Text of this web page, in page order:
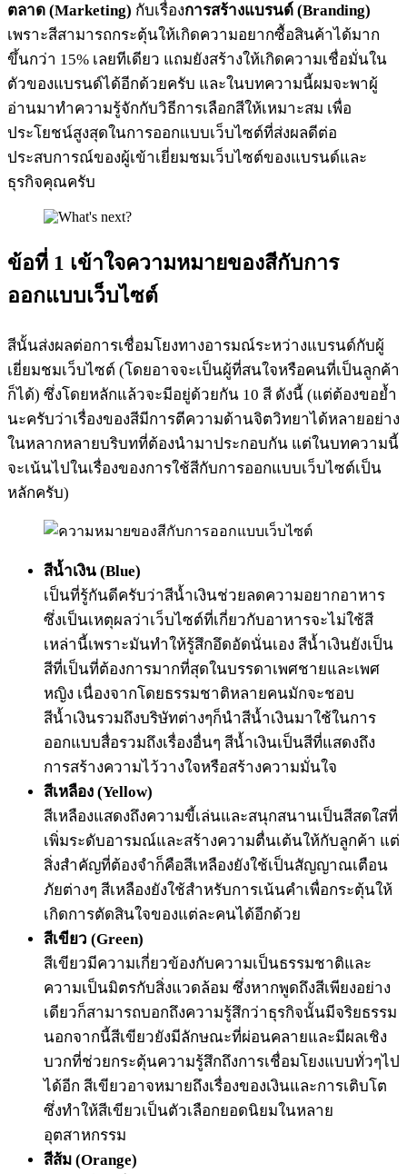
ตลาด (Marketing) กับเรื่องการสร้างแบรนด์ (Branding)
เพราะสีสามารถกระตุ้นให้เกิดความอยากซื้อสินค้าได้มาก
ขึ้นกว่า 15% เลยทีเดียว แถมยังสร้างให้เกิดความเชื่อมั่นใน
ตัวของแบรนด์ได้อีกด้วยครับ และในบทความนี้ผมจะพาผู้
อ่านมาทำความรู้จักกับวิธีการเลือกสีให้เหมาะสม เพื่อ
ประโยชน์สูงสุดในการออกแบบเว็บไซต์ที่ส่งผลดีต่อ
ประสบการณ์ของผู้เข้าเยี่ยมชมเว็บไซต์ของแบรนด์และ
ธุรกิจคุณครับ
ข้อที่ 1 เข้าใจความหมายของสีกับการ
ออกแบบเว็บไซต์
สีนั้นส่งผลต่อการเชื่อมโยงทางอารมณ์ระหว่างแบรนด์กับผู้
เยี่ยมชมเว็บไซต์ (โดยอาจจะเป็นผู้ที่สนใจหรือคนที่เป็นลูกค้า
ก็ได้) ซึ่งโดยหลักแล้วจะมีอยู่ด้วยกัน 10 สี ดังนี้ (แต่ต้องขอย้ำ
นะครับว่าเรื่องของสีมีการตีความด้านจิตวิทยาได้หลายอย่าง
ในหลากหลายบริบทที่ต้องนำมาประกอบกัน แต่ในบทความนี้
จะเน้นไปในเรื่องของการใช้สีกับการออกแบบเว็บไซต์เป็น
หลักครับ)
สีน้ำเงิน (Blue)
เป็นที่รู้กันดีครับว่าสีน้ำเงินช่วยลดความอยากอาหาร
ซึ่งเป็นเหตุผลว่าเว็บไซต์ที่เกี่ยวกับอาหารจะไม่ใช้สี
เหล่านี้เพราะมันทำให้รู้สึกอึดอัดนั่นเอง สีน้ำเงินยังเป็น
สีที่เป็นที่ต้องการมากที่สุดในบรรดาเพศชายและเพศ
หญิง เนื่องจากโดยธรรมชาติหลายคนมักจะชอบ
สีน้ำเงินรวมถึงบริษัทต่างๆก็นำสีน้ำเงินมาใช้ในการ
ออกแบบสื่อรวมถึงเรื่องอื่นๆ สีน้ำเงินเป็นสีที่แสดงถึง
การสร้างความไว้วางใจหรือสร้างความมั่นใจ
สีเหลือง (Yellow)
สีเหลืองแสดงถึงความขี้เล่นและสนุกสนานเป็นสีสดใสที่
เพิ่มระดับอารมณ์และสร้างความตื่นเต้นให้กับลูกค้า แต่
สิ่งสำคัญที่ต้องจำก็คือสีเหลืองยังใช้เป็นสัญญาณเตือน
ภัยต่างๆ สีเหลืองยังใช้สำหรับการเน้นคำเพื่อกระตุ้นให้
เกิดการตัดสินใจของแต่ละคนได้อีกด้วย
สีเขียว (Green)
สีเขียวมีความเกี่ยวข้องกับความเป็นธรรมชาติและ
ความเป็นมิตรกับสิ่งแวดล้อม ซึ่งหากพูดถึงสีเพียงอย่าง
เดียวก็สามารถบอกถึงความรู้สึกว่าธุรกิจนั้นมีจริยธรรม
นอกจากนี้สีเขียวยังมีลักษณะที่ผ่อนคลายและมีผลเชิง
บวกที่ช่วยกระตุ้นความรู้สึกถึงการเชื่อมโยงแบบทั่วๆไป
ได้อีก สีเขียวอาจหมายถึงเรื่องของเงินและการเติบโต
ซึ่งทำให้สีเขียวเป็นตัวเลือกยอดนิยมในหลาย
อุตสาหกรรม
สีส้ม (Orange)